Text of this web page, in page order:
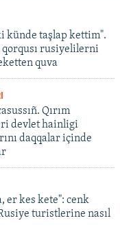
künde taşlap kettim".
rusiyelilerni
quva
Qırım
devlet hainligi
daqqalar içinde
er kes kete": cenk
turistlerine nasıl